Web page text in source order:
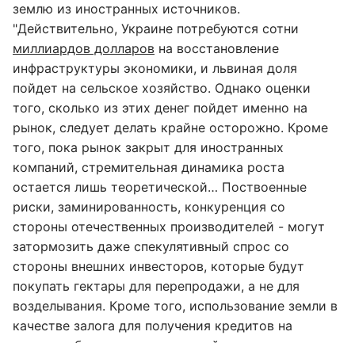
землю из иностранных источников.
"Действительно, Украине потребуются сотни
миллиардов долларов на восстановление
инфраструктуры экономики, и львиная доля
пойдет на сельское хозяйство. Однако оценки
того, сколько из этих денег пойдет именно на
рынок, следует делать крайне осторожно. Кроме
того, пока рынок закрыт для иностранных
компаний, стремительная динамика роста
остается лишь теоретической… Поствоенные
риски, заминированность, конкуренция со
стороны отечественных производителей - могут
затормозить даже спекулятивный спрос со
стороны внешних инвесторов, которые будут
покупать гектары для перепродажи, а не для
возделывания. Кроме того, использование земли в
качестве залога для получения кредитов на